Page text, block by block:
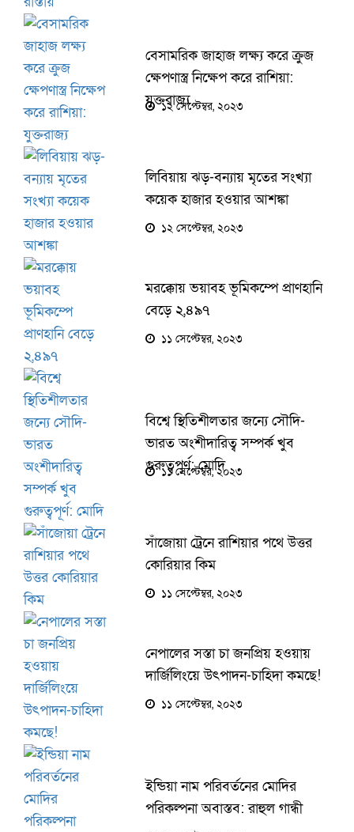
বেসামরিক জাহাজ লক্ষ্য করে ক্রুজ
ক্ষেপণাস্ত্র নিক্ষেপ করে রাশিয়া:
যুক্তরাজ্য
১২ সেপ্টেম্বর, ২০২৩
লিবিয়ায় ঝড়-বন্যায় মৃতের সংখ্যা
কয়েক হাজার হওয়ার আশঙ্কা
১২ সেপ্টেম্বর, ২০২৩
মরক্কোয় ভয়াবহ ভূমিকম্পে প্রাণহানি
বেড়ে ২,৪৯৭
১১ সেপ্টেম্বর, ২০২৩
বিশ্বে স্থিতিশীলতার জন্যে সৌদি-
ভারত অংশীদারিত্ব সম্পর্ক খুব
গুরুত্বপূর্ণ: মোদি
১১ সেপ্টেম্বর, ২০২৩
সাঁজোয়া ট্রেনে রাশিয়ার পথে উত্তর
কোরিয়ার কিম
১১ সেপ্টেম্বর, ২০২৩
নেপালের সস্তা চা জনপ্রিয় হওয়ায়
দার্জিলিংয়ে উৎপাদন-চাহিদা কমছে!
১১ সেপ্টেম্বর, ২০২৩
ইন্ডিয়া নাম পরিবর্তনের মোদির
পরিকল্পনা অবাস্তব: রাহুল গান্ধী